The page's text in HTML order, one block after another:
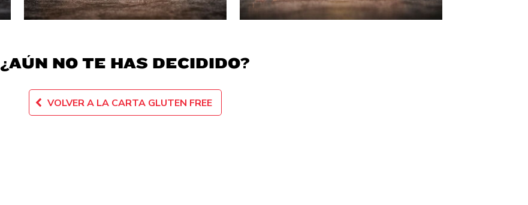
¿AÚN NO TE HAS DECIDIDO?
VOLVER A LA CARTA GLUTEN FREE